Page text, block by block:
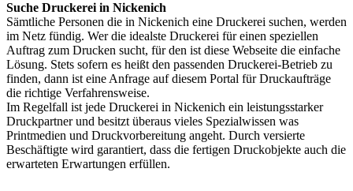
Suche Druckerei in Nickenich
Sämtliche Personen die in Nickenich eine Druckerei suchen, werden
im Netz fündig. Wer die idealste Druckerei für einen speziellen
Auftrag zum Drucken sucht, für den ist diese Webseite die einfache
Lösung. Stets sofern es heißt den passenden Druckerei-Betrieb zu
finden, dann ist eine Anfrage auf diesem Portal für Druckaufträge
die richtige Verfahrensweise.
Im Regelfall ist jede Druckerei in Nickenich ein leistungsstarker
Druckpartner und besitzt überaus vieles Spezialwissen was
Printmedien und Druckvorbereitung angeht. Durch versierte
Beschäftigte wird garantiert, dass die fertigen Druckobjekte auch die
erwarteten Erwartungen erfüllen.